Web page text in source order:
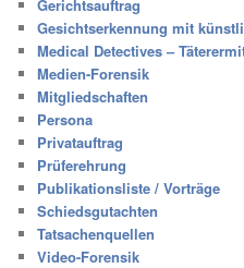
Gerichtsauftrag
Gesichtserkennung mit
Medical Detectives –
Medien-Forensik
Mitgliedschaften
Persona
Privatauftrag
Prüferehrung
Publikationsliste / Vorträge
Schiedsgutachten
Tatsachenquellen
Video-Forensik